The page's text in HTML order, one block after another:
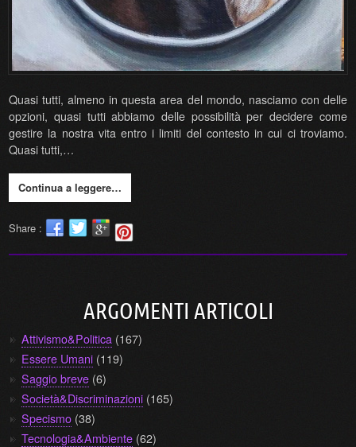
Quasi tutti, almeno in questa area del mondo, nasciamo con delle
opzioni, quasi tutti abbiamo delle possibilità per decidere come
gestire la nostra vita entro i limiti del contesto in cui ci troviamo.
Quasi tutti,…
Continua a leggere…
Share :
ARGOMENTI ARTICOLI
Attivismo&Politica (167)
Essere Umani (119)
Saggio breve (6)
Società&Discriminazioni (165)
Specismo (38)
Tecnologia&Ambiente (62)